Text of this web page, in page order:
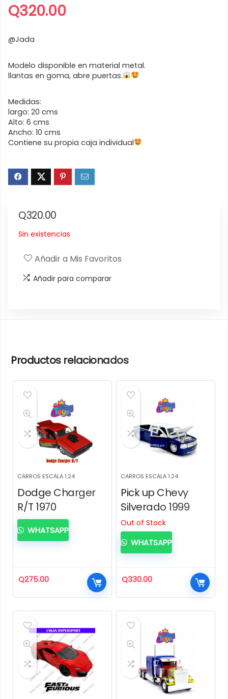
Q320.00
@Jada
Modelo disponible en material metal.
llantas en goma, abre puertas.
Medidas:
largo: 20 cms
Alto: 6 cms
Ancho: 10 cms
Contiene su propia caja individual
Q320.00
Sin existencias
Añadir a Mis Favoritos
Añadir para comparar
Productos relacionados
CARROS ESCALA 1.24
Dodge Charger
R/T 1970
Q275.00
WHATSAPP
CARROS ESCALA 1.24
Pick up Chevy
Silverado 1999
Out of Stock
Q330.00
WHATSAPP